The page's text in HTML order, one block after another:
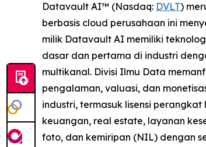
Datavault AI™ (Nasdaq: DVLT)
berbasis cloud perusahaan ini
milik Datavault AI memiliki
dasar dan pertama di industri
multikanal. Divisi Ilmu Data
pengalaman, valuasi, dan
industri, termasuk lisensi
keuangan, real estate, layanan
foto, dan kemiripan (NIL) dengan